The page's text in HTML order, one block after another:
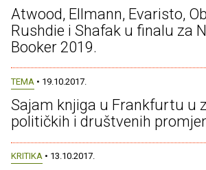
Atwood, Ellmann, Evaristo,
Rushdie i Shafak u finalu za
Booker 2019.
TEMA • 19.10.2017.
Sajam knjiga u Frankfurtu u
političkih i društvenih
KRITIKA • 13.10.2017.